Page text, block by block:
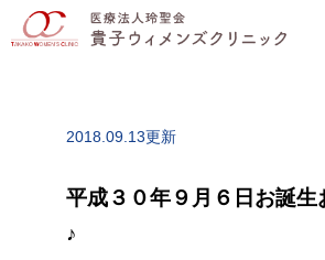
2018.09.13更新
平成３０年９月６日お誕生
♪